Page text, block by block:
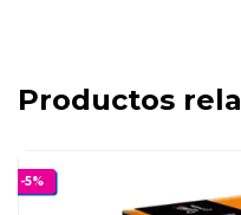
Productos
-5%